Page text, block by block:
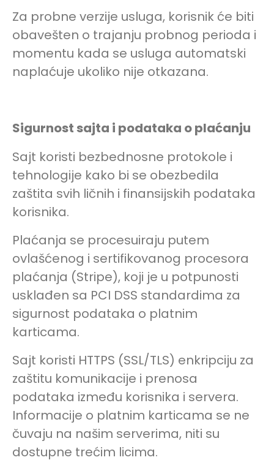
Za probne verzije usluga, korisnik će biti
obavešten o trajanju probnog perioda i
momentu kada se usluga automatski
naplaćuje ukoliko nije otkazana.
Sigurnost sajta i podataka o plaćanju
Sajt koristi bezbednosne protokole i
tehnologije kako bi se obezbedila
zaštita svih ličnih i finansijskih podataka
korisnika.
Plaćanja se procesuiraju putem
ovlašćenog i sertifikovanog procesora
plaćanja (Stripe), koji je u potpunosti
usklađen sa PCI DSS standardima za
sigurnost podataka o platnim
karticama.
Sajt koristi HTTPS (SSL/TLS) enkripciju za
zaštitu komunikacije i prenosa
podataka između korisnika i servera.
Informacije o platnim karticama se ne
čuvaju na našim serverima, niti su
dostupne trećim licima.